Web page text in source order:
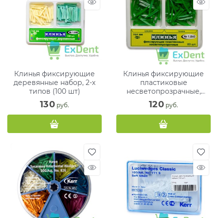
Клинья фиксирующие
деревянные набор, 2-х
типов (100 шт)
130 руб.
Клинья фиксирующие
пластиковые
несветопрозрачные,
средние - тонкие (50 шт +
30 шт)
120 руб.